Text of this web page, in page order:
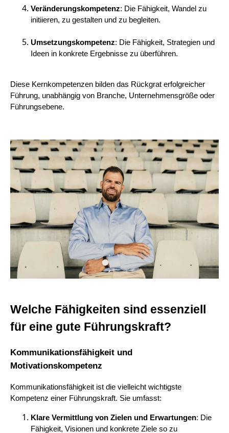
Veränderungskompetenz: Die Fähigkeit, Wandel zu
initiieren, zu gestalten und zu begleiten.
Umsetzungskompetenz: Die Fähigkeit, Strategien und
Ideen in konkrete Ergebnisse zu überführen.
Diese Kernkompetenzen bilden das Rückgrat erfolgreicher
Führung, unabhängig von Branche, Unternehmensgröße oder
Führungsebene.
Welche Fähigkeiten sind essenziell
für eine gute Führungskraft?
Kommunikationsfähigkeit und
Motivationskompetenz
Kommunikationsfähigkeit ist die vielleicht wichtigste
Kompetenz einer Führungskraft. Sie umfasst:
Klare Vermittlung von Zielen und Erwartungen: Die
Fähigkeit, Visionen und konkrete Ziele so zu